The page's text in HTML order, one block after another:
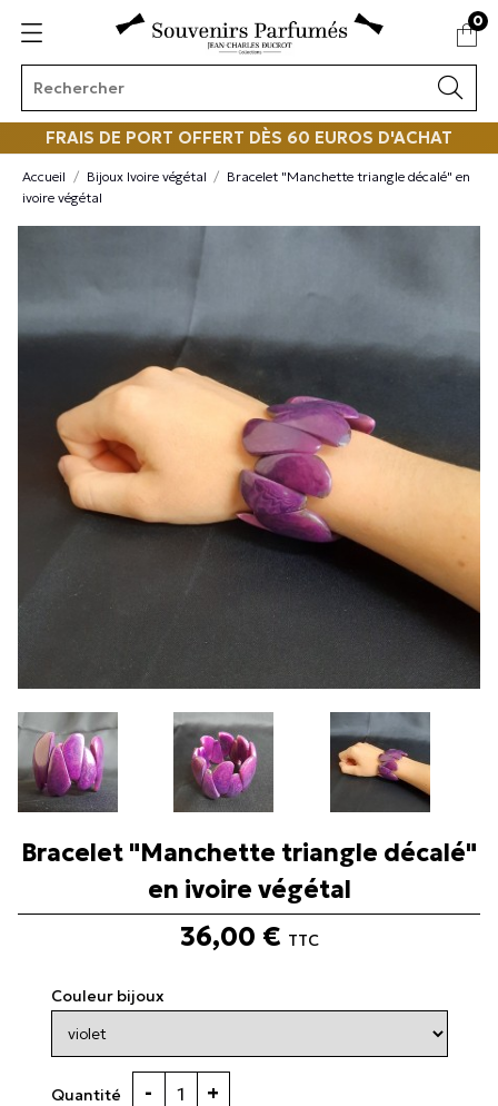
0
FRAIS DE PORT OFFERT DÈS 60 EUROS D'ACHAT
Accueil Bijoux Ivoire végétal
Bracelet "Manchette triangle décalé" en
ivoire végétal
Bracelet "Manchette triangle décalé"
en ivoire végétal
36,00 € TTC
Couleur bijoux
Quantité - +